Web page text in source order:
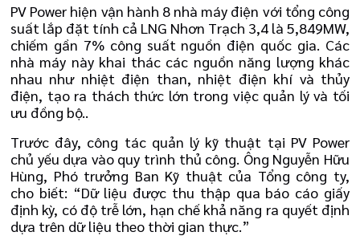
PV Power hiện vận hành 8 nhà máy điện với tổng công
suất lắp đặt tính cả LNG Nhơn Trạch 3,4 là 5,849MW,
chiếm gần 7% công suất nguồn điện quốc gia. Các
nhà máy này khai thác các nguồn năng lượng khác
nhau như nhiệt điện than, nhiệt điện khí và thủy
điện, tạo ra thách thức lớn trong việc quản lý và tối
ưu đồng bộ..
Trước đây, công tác quản lý kỹ thuật tại PV Power
chủ yếu dựa vào quy trình thủ công. Ông Nguyễn Hữu
Hùng, Phó trưởng Ban Kỹ thuật của Tổng công ty,
cho biết: “Dữ liệu được thu thập qua báo cáo giấy
định kỳ, có độ trễ lớn, hạn chế khả năng ra quyết định
dựa trên dữ liệu theo thời gian thực.”